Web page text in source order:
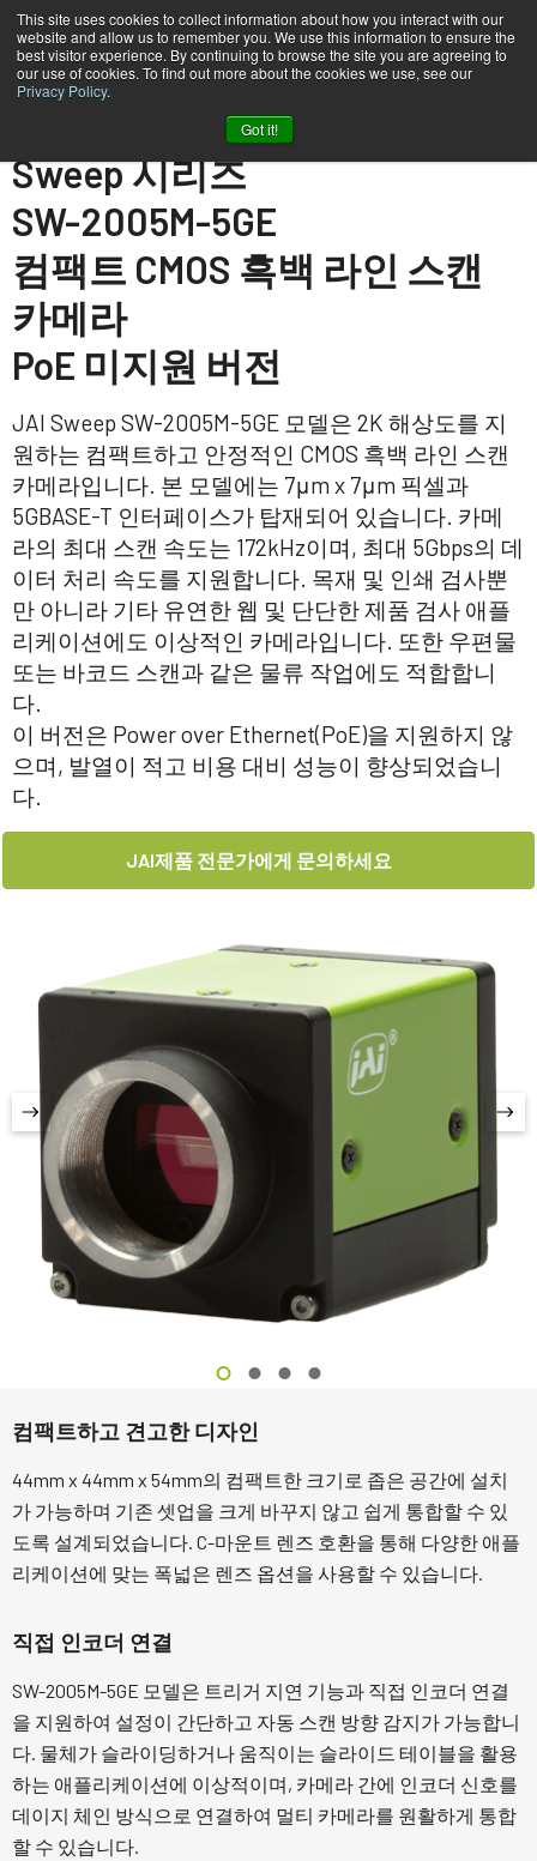
This site uses cookies to collect information about how you interact with our
website and allow us to remember you. We use this information to ensure the
best visitor experience. By continuing to browse the site you are agreeing to
our use of cookies. To find out more about the cookies we use, see our
Privacy Policy.
Got it!
Sweep 시리즈
SW-2005M-5GE
컴팩트 CMOS 흑백 라인 스캔
카메라
PoE 미지원 버전
JAI Sweep SW-2005M-5GE 모델은 2K 해상도를 지
원하는 컴팩트하고 안정적인 CMOS 흑백 라인 스캔
카메라입니다. 본 모델에는 7μm x 7μm 픽셀과
5GBASE-T 인터페이스가 탑재되어 있습니다. 카메
라의 최대 스캔 속도는 172kHz이며, 최대 5Gbps의 데
이터 처리 속도를 지원합니다. 목재 및 인쇄 검사뿐
만 아니라 기타 유연한 웹 및 단단한 제품 검사 애플
리케이션에도 이상적인 카메라입니다. 또한 우편물
또는 바코드 스캔과 같은 물류 작업에도 적합합니
다.
이 버전은 Power over Ethernet(PoE)을 지원하지 않
으며, 발열이 적고 비용 대비 성능이 향상되었습니
다.
JAI제품 전문가에게 문의하세요
컴팩트하고 견고한 디자인
44mm x 44mm x 54mm의 컴팩트한 크기로 좁은 공간에 설치
가 가능하며 기존 셋업을 크게 바꾸지 않고 쉽게 통합할 수 있
도록 설계되었습니다. C-마운트 렌즈 호환을 통해 다양한 애플
리케이션에 맞는 폭넓은 렌즈 옵션을 사용할 수 있습니다.
직접 인코더 연결
SW-2005M-5GE 모델은 트리거 지연 기능과 직접 인코더 연결
을 지원하여 설정이 간단하고 자동 스캔 방향 감지가 가능합니
다. 물체가 슬라이딩하거나 움직이는 슬라이드 테이블을 활용
하는 애플리케이션에 이상적이며, 카메라 간에 인코더 신호를
데이지 체인 방식으로 연결하여 멀티 카메라를 원활하게 통합
할 수 있습니다.